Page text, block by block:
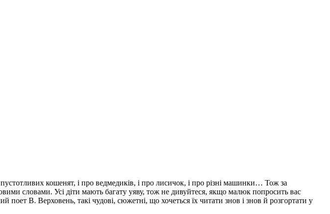
кошенят, і про ведмедиків, і про лисичок, і про різні машинки… Тож за
словами. Усі діти мають багату уяву, тож не дивуйтеся, якщо малюк попросить вас
поет В. Верховень, такі чудові, сюжетні, що хочеться їх читати знов і знов й розгортати у